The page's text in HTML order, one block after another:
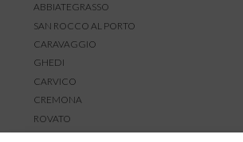
ABBIATEGRASSO
SAN ROCCO AL PORTO
CARAVAGGIO
GHEDI
CARVICO
CREMONA
ROVATO